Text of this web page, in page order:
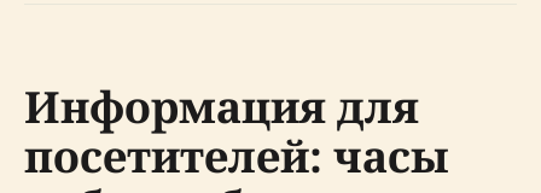
Информация для
посетителей: часы